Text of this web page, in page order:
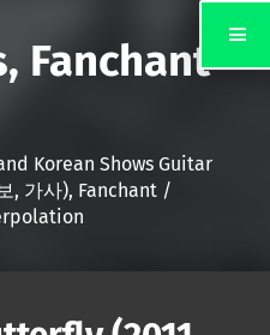
Fanchant
Korean Shows Guitar
, 가사), Fanchant /